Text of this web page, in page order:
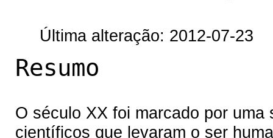
Última alteração: 2012-07-23
Resumo
O século XX foi marcado por
científicos que levaram o ser